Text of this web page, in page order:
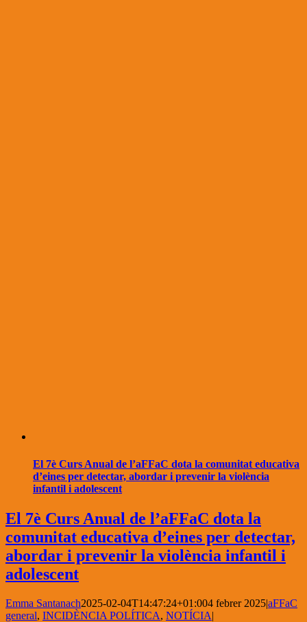
El 7è Curs Anual de l’aFFaC dota la comunitat educativa
d’eines per detectar, abordar i prevenir la violència
infantil i adolescent
El 7è Curs Anual de l’aFFaC dota la
comunitat educativa d’eines per detectar,
abordar i prevenir la violència infantil i
adolescent
Emma Santanach2025-02-04T14:47:24+01:004 febrer 2025|aFFaC
general, INCIDÈNCIA POLÍTICA, NOTÍCIA|